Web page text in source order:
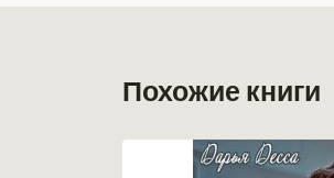
Похожие книги